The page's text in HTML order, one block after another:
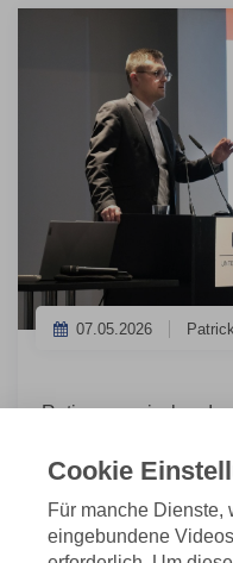
07.05.2026
„Ratingen zwischen
Four Points Flex by
Airport. Rund 80
folgten der Einladung
Cookie
Für manche Dienste,
eingebundene